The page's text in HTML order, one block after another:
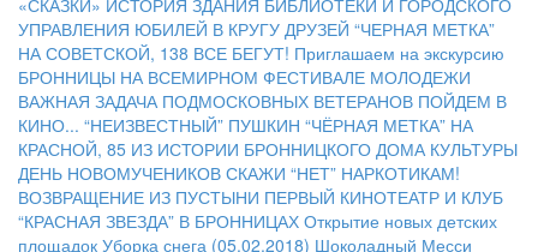
«СКАЗКИ» ИСТОРИЯ ЗДАНИЯ БИБЛИОТЕКИ И ГОРОДСКОГО
УПРАВЛЕНИЯ ЮБИЛЕЙ В КРУГУ ДРУЗЕЙ “ЧЕРНАЯ МЕТКА”
НА СОВЕТСКОЙ, 138 ВСЕ БЕГУТ! Приглашаем на экскурсию
БРОННИЦЫ НА ВСЕМИРНОМ ФЕСТИВАЛЕ МОЛОДЕЖИ
ВАЖНАЯ ЗАДАЧА ПОДМОСКОВНЫХ ВЕТЕРАНОВ ПОЙДЕМ В
КИНО... “НЕИЗВЕСТНЫЙ” ПУШКИН “ЧЁРНАЯ МЕТКА” НА
КРАСНОЙ, 85 ИЗ ИСТОРИИ БРОННИЦКОГО ДОМА КУЛЬТУРЫ
ДЕНЬ НОВОМУЧЕНИКОВ СКАЖИ “НЕТ” НАРКОТИКАМ!
ВОЗВРАЩЕНИЕ ИЗ ПУСТЫНИ ПЕРВЫЙ КИНОТЕАТР И КЛУБ
“КРАСНАЯ ЗВЕЗДА” В БРОННИЦАХ Открытие новых детских
площадок Уборка снега (05.02.2018) Шоколадный Месси